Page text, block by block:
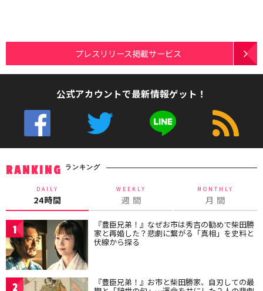
プレスリリース掲載サービス
公式アカウントで最新情報ゲット！
RANKING ランキング
DAILY
24時間
WEEKLY
週 間
MONTHLY
月 間
1 『豊臣兄弟！』なぜお市は秀吉の勧めで柴田勝
家と再婚した？悲劇に繋がる「真相」を史料と
伏線から探る
2 『豊臣兄弟！』お市と柴田勝家、自刃しての最